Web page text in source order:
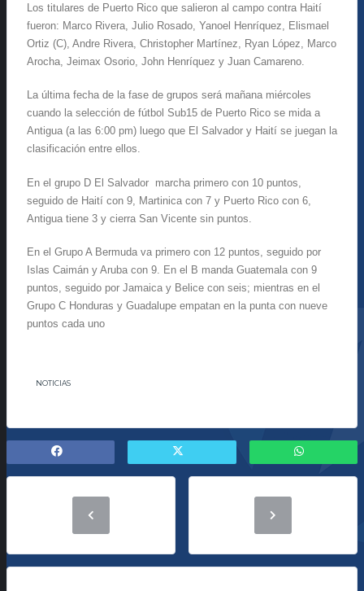
Los titulares de Puerto Rico que salieron al campo contra Haití
fueron: Marco Rivera, Julio Rosado, Yanoel Henríquez, Elismael
Ortiz (C), Andre Rivera, Christopher Martínez, Ryan López, Marco
Arocha, Jeimax Osorio, John Henríquez y Juan Camareno.
La última fecha de la fase de grupos será mañana miércoles
cuando la selección de fútbol Sub15 de Puerto Rico se mida a
Antigua (a las 6:00 pm) luego que El Salvador y Haití se juegan la
clasificación entre ellos.
En el grupo D El Salvador marcha primero con 10 puntos,
seguido de Haití con 9, Martinica con 7 y Puerto Rico con 6,
Antigua tiene 3 y cierra San Vicente sin puntos.
En el Grupo A Bermuda va primero con 12 puntos, seguido por
Islas Caimán y Aruba con 9. En el B manda Guatemala con 9
puntos, seguido por Jamaica y Belice con seis; mientras en el
Grupo C Honduras y Guadalupe empatan en la punta con nueve
puntos cada uno
NOTICIAS